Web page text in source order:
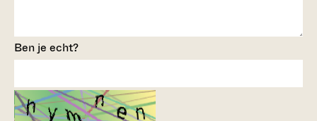
Ben je echt?